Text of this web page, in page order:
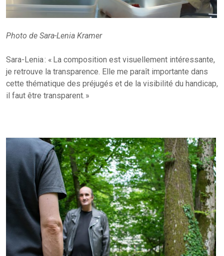
Photo de Sara-Lenia Kramer
Sara-Lenia : « La composition est visuellement intéressante,
je retrouve la transparence. Elle me paraît importante dans
cette thématique des préjugés et de la visibilité du handicap,
il faut être transparent. »